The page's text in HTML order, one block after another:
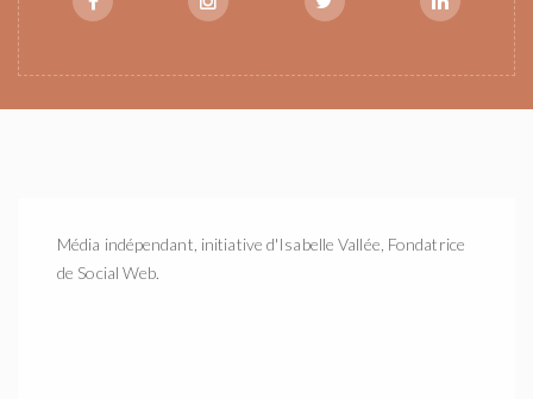
Média indépendant, initiative d'Isabelle Vallée, Fondatrice
de Social Web.